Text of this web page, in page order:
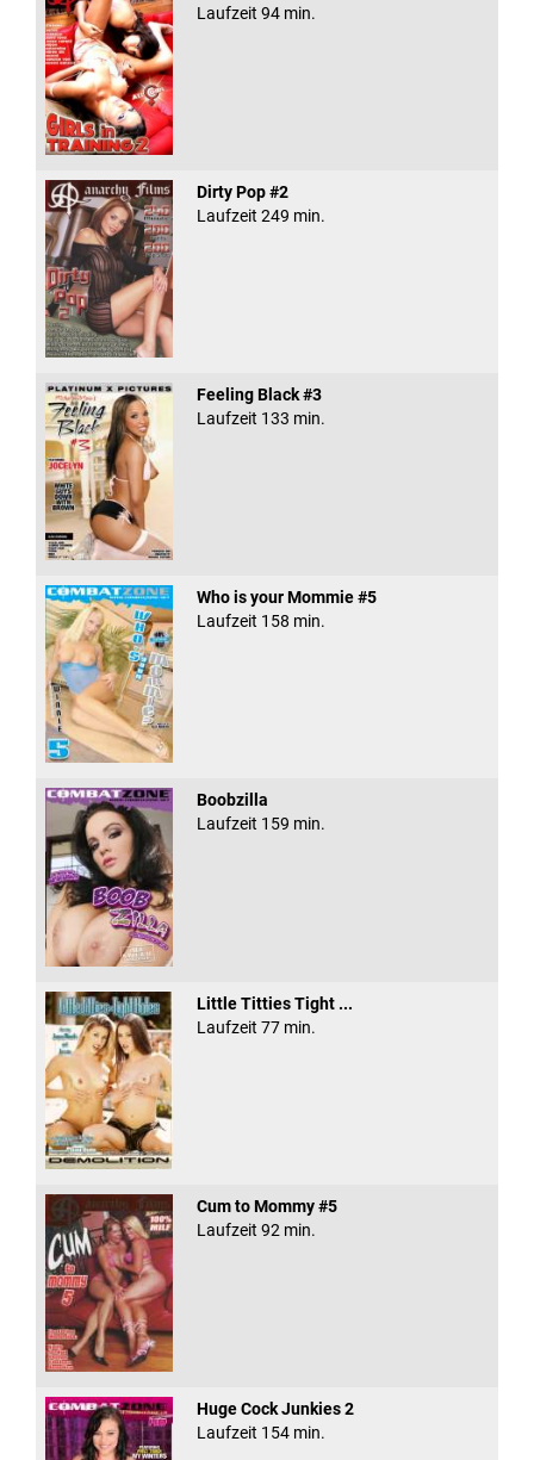
Laufzeit 94 min.
Dirty Pop #2
Laufzeit 249 min.
Feeling Black #3
Laufzeit 133 min.
Who is your Mommie #5
Laufzeit 158 min.
Boobzilla
Laufzeit 159 min.
Little Titties Tight ...
Laufzeit 77 min.
Cum to Mommy #5
Laufzeit 92 min.
Huge Cock Junkies 2
Laufzeit 154 min.